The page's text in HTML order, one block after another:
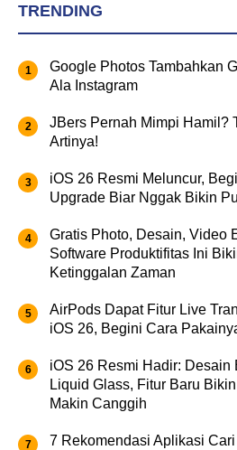
TRENDING
Google Photos Tambahkan
Ala Instagram
JBers Pernah Mimpi Hamil?
Artinya!
iOS 26 Resmi Meluncur,
Upgrade Biar Nggak Bikin
Gratis Photo, Desain, Video
Software Produktifitas Ini
Ketinggalan Zaman
AirPods Dapat Fitur Live
iOS 26, Begini Cara
iOS 26 Resmi Hadir: Desain
Liquid Glass, Fitur Baru
Makin Canggih
7 Rekomendasi Aplikasi